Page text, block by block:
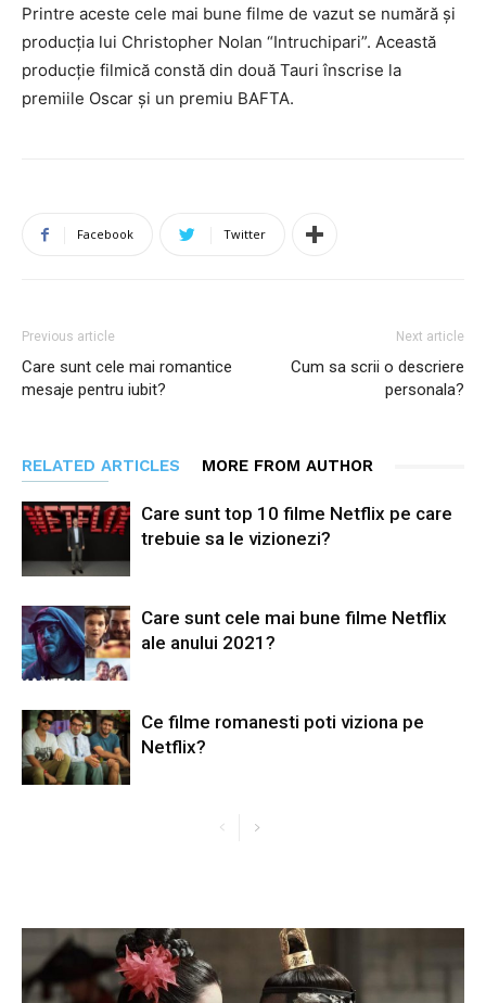
Printre aceste cele mai bune filme de vazut se numără și
producția lui Christopher Nolan “Intruchipari”. Această
producție filmică constă din două Tauri înscrise la
premiile Oscar și un premiu BAFTA.
Facebook Twitter
Previous article
Care sunt cele mai romantice
mesaje pentru iubit?
Next article
Cum sa scrii o descriere
personala?
RELATED ARTICLES MORE FROM AUTHOR
Care sunt top 10 filme Netflix pe care
trebuie sa le vizionezi?
Care sunt cele mai bune filme Netflix
ale anului 2021?
Ce filme romanesti poti viziona pe
Netflix?